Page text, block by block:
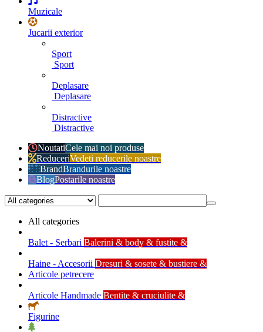
Muzicale
Jucarii exterior
Sport
Sport
Deplasare
Deplasare
Distractive
Distractive
NoutatiCele mai noi produse
ReduceriVedeti reducerile noastre
BrandBrandurile noastre
BlogPostarile noastre
All categories
Balet - Serbari Balerini & body & fustite &
Haine - Accesorii Dresuri & sosete & bustiere &
Articole petrecere
Articole Handmade Bentite & cruciulite &
Figurine